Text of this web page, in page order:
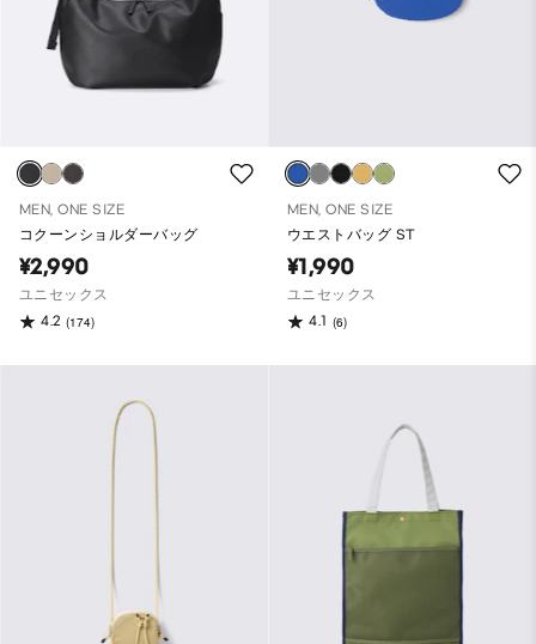
MEN, ONE SIZE
コクーンショルダーバッグ
¥2,990
ユニセックス
4.2 (174)
MEN, ONE SIZE
ウエストバッグ ST
¥1,990
ユニセックス
4.1 (6)